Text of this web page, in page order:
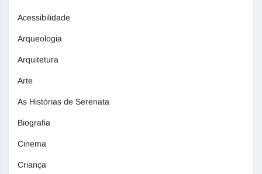
Acessibilidade
Arqueologia
Arquitetura
Arte
As Histórias de Serenata
Biografia
Cinema
Criança